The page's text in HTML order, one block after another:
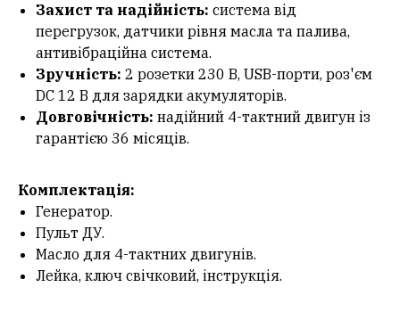
Захист та надійність: система від
перегрузок, датчики рівня масла та палива,
антивібраційна система.
Зручність: 2 розетки 230 В, USB-порти, роз'єм
DC 12 В для зарядки акумуляторів.
Довговічність: надійний 4-тактний двигун із
гарантією 36 місяців.
Комплектація:
Генератор.
Пульт ДУ.
Масло для 4-тактних двигунів.
Лейка, ключ свічковий, інструкція.